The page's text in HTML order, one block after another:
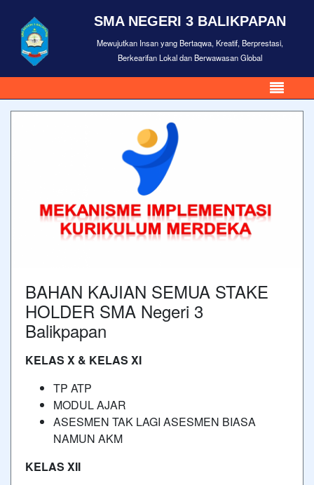
SMA NEGERI 3 BALIKPAPAN
Mewujutkan Insan yang Bertaqwa, Kreatif, Berprestasi,
Berkearifan Lokal dan Berwawasan Global
BAHAN KAJIAN SEMUA STAKE
HOLDER SMA Negeri 3
Balikpapan
KELAS X & KELAS XI
TP ATP
MODUL AJAR
ASESMEN TAK LAGI ASESMEN BIASA
NAMUN AKM
KELAS XII